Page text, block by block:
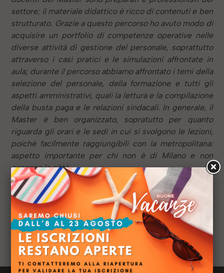
settore; il materiale didattico è ricco di contenuti e ben
strutturato. Grazie a questo percorso ho avuto modo di
acquisire un portfolio di competenze operative nelle
diverse attività di gestione del personale, soprattutto
attraverso i casi pratici e le simulazioni affrontate in
aula; durante il percorso abbiamo affrontato i temi della
selezione del personale, della formazione e tutti gli
aspetti amministrativi, quali la lettura e la compilazione
della busta paga e le relazioni sindacali. In generale, il
Master è ben organizzato, sopratutto per quanto
riguarda gli orari e le sedi in cui si svolgono le lezioni,
poiché facilmente raggiungibili con la metropolitana:
aspetto importante per chi non è di Milano e non
conosce la città.
Anno:2017
Sede:Milano
Titolo di studio:Laurea in Scienze Psicologiche e
Sociali del Lavoro
Ruolo: Studentessa